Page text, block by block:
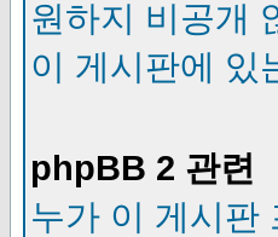
원하지 비공개
이 게시판에 있
phpBB 2 관련
누가 이 게시판